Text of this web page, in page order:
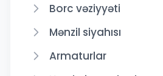
Borc vəziyyəti
Mənzil siyahısı
Armaturlar